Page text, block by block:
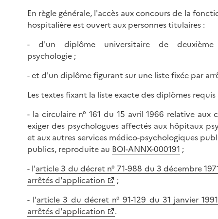
En règle générale, l'accès aux concours de la
hospitalière est ouvert aux personnes titulaires :
- d'un diplôme universitaire de
psychologie ;
- et d'un diplôme figurant sur une liste fixée par
Les textes fixant la liste exacte des diplômes requis
- la circulaire n° 161 du 15 avril 1966 relative aux
exiger des psychologues affectés aux hôpitaux
et aux autres services médico-psychologiques
publics, reproduite au BOI-ANNX-000191 ;
- l'article 3 du décret n° 71-988 du 3 décembre
arrêtés d'application
;
- l'article 3 du décret n° 91-129 du 31 janvier
arrêtés d'application
.